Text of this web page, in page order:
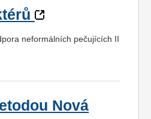
neformálních pečujících II
Nová